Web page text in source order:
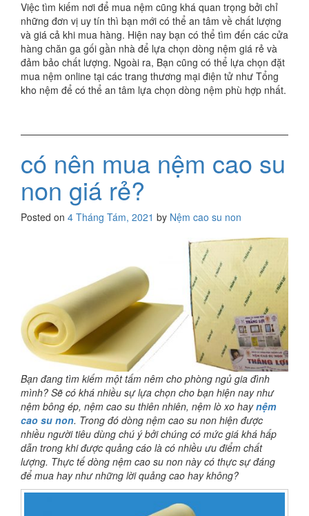
Việc tìm kiếm nơi để mua nệm cũng khá quan trọng bởi chỉ
những đơn vị uy tín thì bạn mới có thể an tâm về chất lượng
và giá cả khi mua hàng. Hiện nay bạn có thể tìm đến các cửa
hàng chăn ga gối gần nhà để lựa chọn dòng nệm giá rẻ và
đảm bảo chất lượng. Ngoài ra, Bạn cũng có thể lựa chọn đặt
mua nệm online tại các trang thương mại điện tử như Tổng
kho nệm để có thể an tâm lựa chọn dòng nệm phù hợp nhất.
có nên mua nệm cao su
non giá rẻ?
Posted on 4 Tháng Tám, 2021 by Nệm cao su non
Bạn đang tìm kiếm một tấm nêm cho phòng ngủ gia đình
mình? Sẽ có khá nhiều sự lựa chọn cho bạn hiện nay như
nệm bông ép, nệm cao su thiên nhiên, nệm lò xo haynệm
cao su non. Trong đó dòng nệm cao su non hiện được
nhiều người tiêu dùng chú ý bởi chúng có mức giá khá hấp
dẫn trong khi được quảng cáo là có nhiều ưu điểm chất
lượng. Thực tế dòng nệm cao su non này có thực sự đáng
để mua hay như những lời quảng cao hay không?